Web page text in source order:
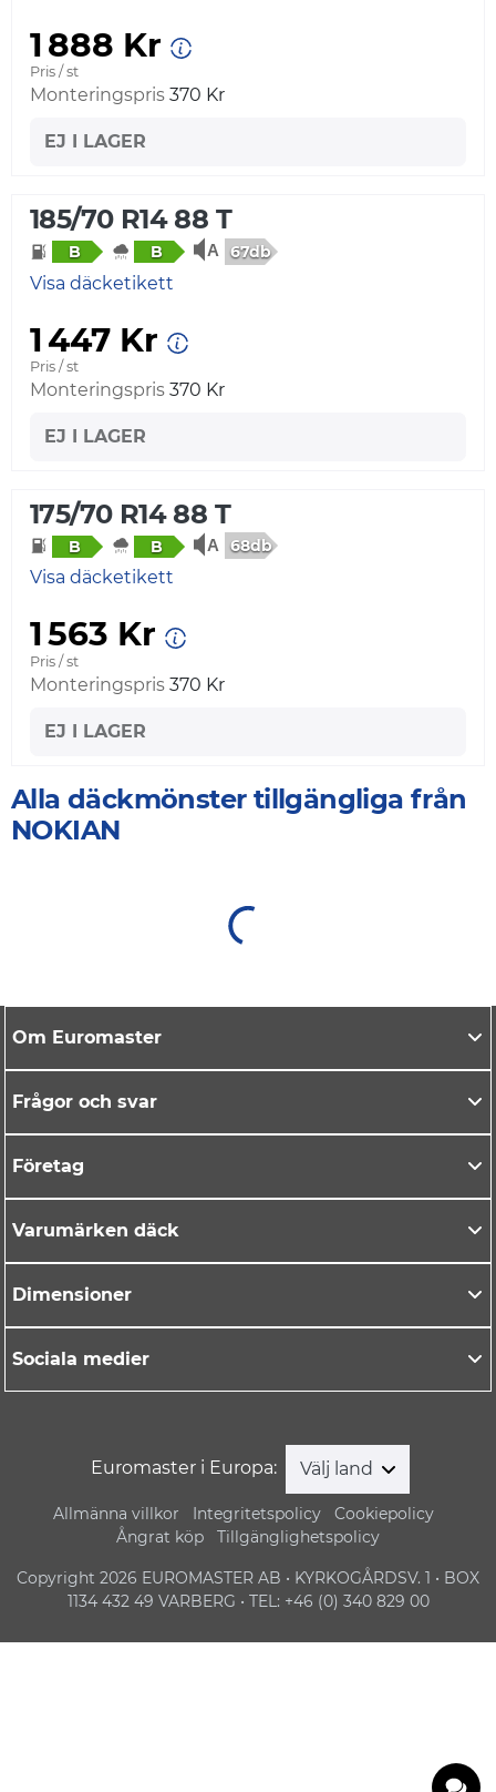
1 888 Kr
Pris / st
Monteringspris 370 Kr
EJ I LAGER
185/70 R14 88 T
B B 67db
Visa däcketikett
1 447 Kr
Pris / st
Monteringspris 370 Kr
EJ I LAGER
175/70 R14 88 T
B B 68db
Visa däcketikett
1 563 Kr
Pris / st
Monteringspris 370 Kr
EJ I LAGER
Alla däckmönster tillgängliga från
NOKIAN
Om Euromaster
Frågor och svar
Företag
Varumärken däck
Dimensioner
Sociala medier
Euromaster i Europa: Välj land
Allmänna villkor Integritetspolicy
Cookiepolicy
Ångrat köp
Tillgänglighetspolicy
Copyright 2026 EUROMASTER AB • KYRKOGÅRDSV. 1 • BOX
1134 432 49 VARBERG • TEL: +46 (0) 340 829 00